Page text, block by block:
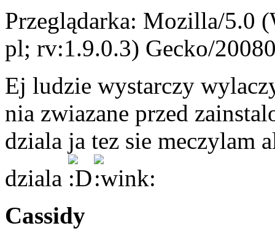
Przeglądarka: Mozilla/5.0
pl; rv:1.9.0.3) Gecko/
Ej ludzie wystarczy
nia zwiazane przed
dziala ja tez sie meczylam
dziala
Cassidy